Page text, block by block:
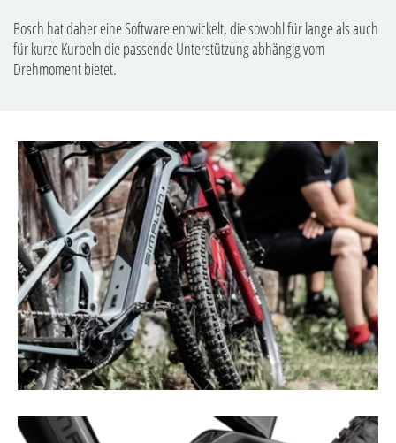
Bosch hat daher eine Software entwickelt, die sowohl für lange als auch
für kurze Kurbeln die passende Unterstützung abhängig vom
Drehmoment bietet.